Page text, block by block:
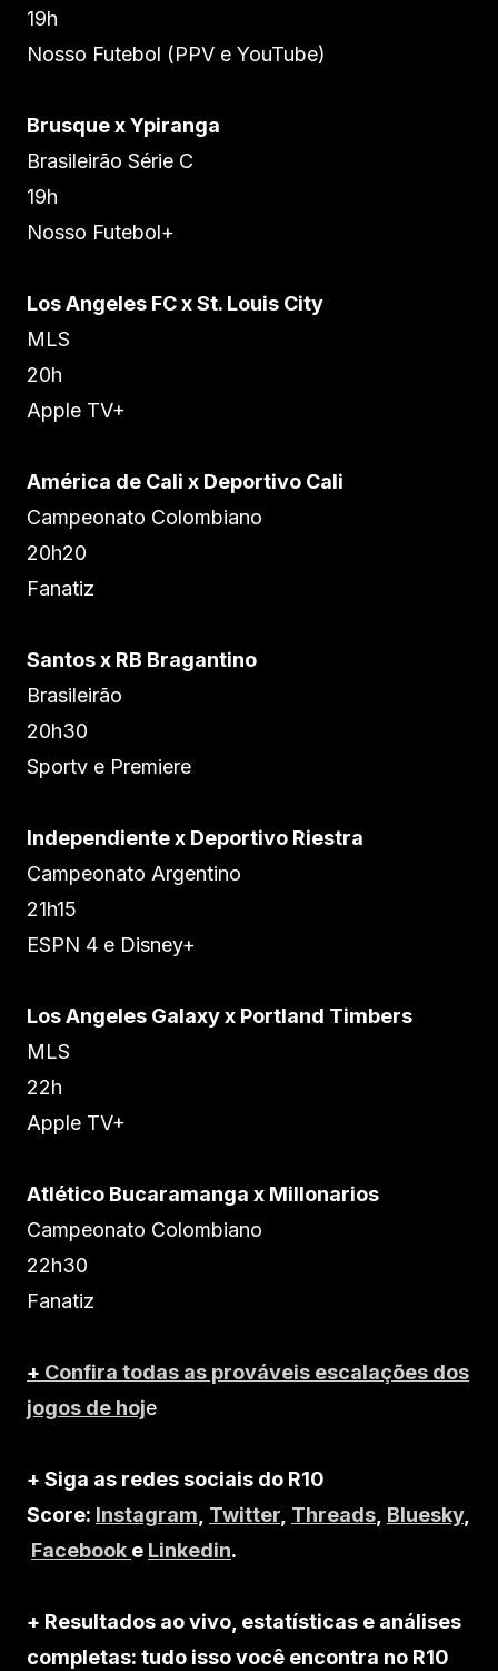
19h
Nosso Futebol (PPV e YouTube)
Brusque x Ypiranga
Brasileirão Série C
19h
Nosso Futebol+
Los Angeles FC x St. Louis City
MLS
20h
Apple TV+
América de Cali x Deportivo Cali
Campeonato Colombiano
20h20
Fanatiz
Santos x RB Bragantino
Brasileirão
20h30
Sportv e Premiere
Independiente x Deportivo Riestra
Campeonato Argentino
21h15
ESPN 4 e Disney+
Los Angeles Galaxy x Portland Timbers
MLS
22h
Apple TV+
Atlético Bucaramanga x Millonarios
Campeonato Colombiano
22h30
Fanatiz
+ Confira todas as prováveis escalações dos
jogos de hoje
+ Siga as redes sociais do R10
Score: Instagram, Twitter, Threads, Bluesky,
Facebook e Linkedin.
+ Resultados ao vivo, estatísticas e análises
completas: tudo isso você encontra no R10